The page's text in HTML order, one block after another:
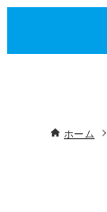
ホーム